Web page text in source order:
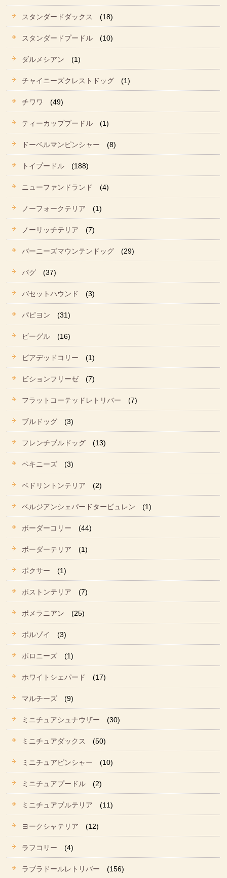
スタンダードダックス (18)
スタンダードプードル (10)
ダルメシアン (1)
チャイニーズクレストドッグ (1)
チワワ (49)
ティーカッププードル (1)
ドーベルマンピンシャー (8)
トイプードル (188)
ニューファンドランド (4)
ノーフォークテリア (1)
ノーリッチテリア (7)
バーニーズマウンテンドッグ (29)
パグ (37)
バセットハウンド (3)
パピヨン (31)
ビーグル (16)
ビアデッドコリー (1)
ビションフリーゼ (7)
フラットコーテッドレトリバー (7)
ブルドッグ (3)
フレンチブルドッグ (13)
ペキニーズ (3)
ベドリントンテリア (2)
ベルジアンシェパードタービュレン (1)
ボーダーコリー (44)
ボーダーテリア (1)
ボクサー (1)
ボストンテリア (7)
ポメラニアン (25)
ボルゾイ (3)
ボロニーズ (1)
ホワイトシェパード (17)
マルチーズ (9)
ミニチュアシュナウザー (30)
ミニチュアダックス (50)
ミニチュアピンシャー (10)
ミニチュアプードル (2)
ミニチュアブルテリア (11)
ヨークシャテリア (12)
ラフコリー (4)
ラブラドールレトリバー (156)